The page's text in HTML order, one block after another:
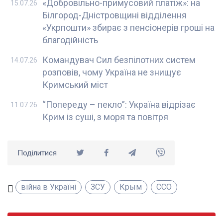
«Добровільно-примусовий платіж»: на
Білгород-Дністровщині відділення
«Укрпошти» збирає з пенсіонерів гроші на
благодійність
15.07.26
Командувач Сил безпілотних систем
розповів, чому Україна не знищує
Кримський міст
14.07.26
“Попереду – пекло”: Україна відрізає
Крим із суші, з моря та повітря
11.07.26
Поділитися
війна в Україні ЗСУ Крым ССО